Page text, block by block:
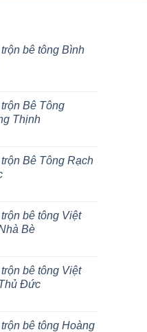
trộn bê tông Bình
trộn Bê Tông
Thịnh
trộn Bê Tông Rạch
trộn bê tông Việt
Bè
trộn bê tông Việt
Đức
trộn bê tông Hoàng